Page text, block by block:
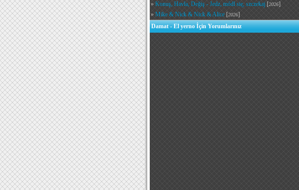
» Konuş, Havla, Değiş - Jedz, módl się, szczekaj [2026]
» Mike & Nick & Nick & Alice [2026]
Damat - El yerno İçin Yorumlarınız